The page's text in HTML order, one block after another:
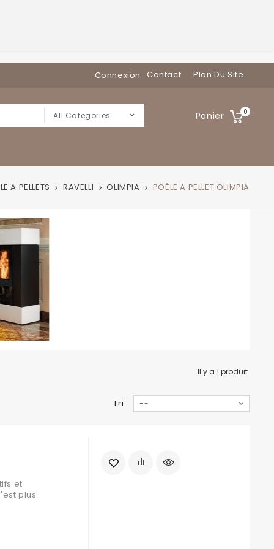
Contact Plan Du Site
Connexion
Panier 0
All Categories
A PELLETS RAVELLI OLIMPIA POÊLE A PELLET OLIMPIA
Il y a 1 produit.
Tri --
et
plus